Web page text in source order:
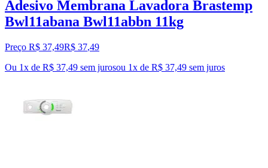
Adesivo Membrana Lavadora Brastemp
Bwl11abana Bwl11abbn 11kg
Preço R$ 37,49R$ 37,49
Ou 1x de R$ 37,49 sem jurosou 1x de R$ 37,49 sem juros